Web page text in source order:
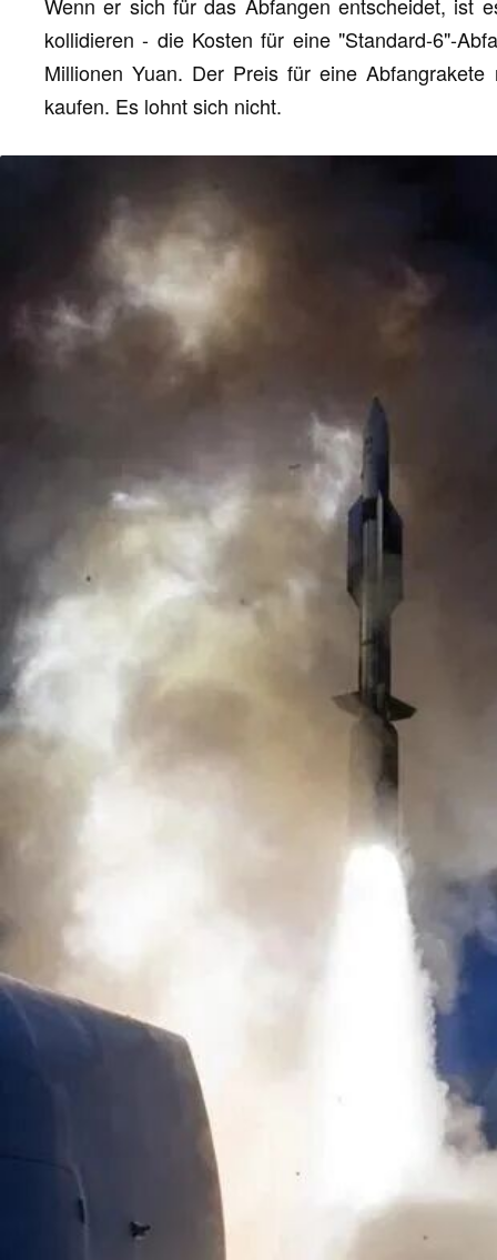
kollidieren - die Kosten für eine "Standard-6"-
Millionen Yuan. Der Preis für eine
kaufen. Es lohnt sich nicht.